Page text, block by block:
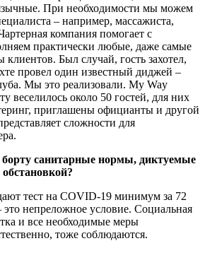
При необходимости мы можем
– например, массажиста,
компания помогает с
практически любые, даже самые
клиентов. Был случай, гость захотел,
провел один известный диджей –
Мы это реализовали. My Way
веселилось около 50 гостей, для них
приглашены официанты и другой
сложности для
санитарные нормы, диктуемые
тест на COVID-19 минимум за 72
это непреложное условие. Социальная
и все необходимые меры
тоже соблюдаются.